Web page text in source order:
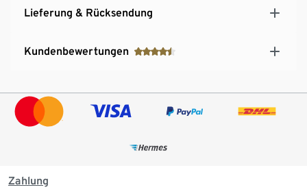
Lieferung & Rücksendung
Kundenbewertungen
Zahlung